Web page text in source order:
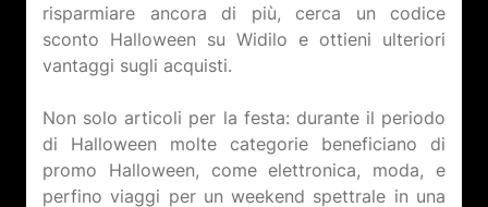
risparmiare ancora di più, cerca un codice
sconto Halloween su Widilo e ottieni ulteriori
vantaggi sugli acquisti.
Non solo articoli per la festa: durante il periodo
di Halloween molte categorie beneficiano di
promo Halloween, come elettronica, moda, e
perfino viaggi per un weekend spettrale in una